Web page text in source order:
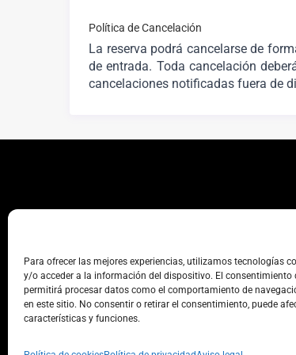
Para ofrecer las mejores experiencias, utilizamos tecnologías
y/o acceder a la información del dispositivo. El consentimiento
permitirá procesar datos como el comportamiento de
en este sitio. No consentir o retirar el consentimiento, puede
características y funciones.
Política de Cancelación
La reserva podrá cancelarse de
de entrada. Toda cancelación
cancelaciones notificadas fuera de